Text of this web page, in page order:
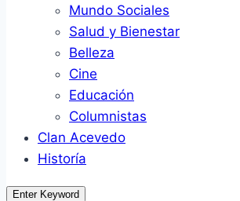
Mundo Sociales
Salud y Bienestar
Belleza
Cine
Educación
Columnistas
Clan Acevedo
Historía
Enter Keyword